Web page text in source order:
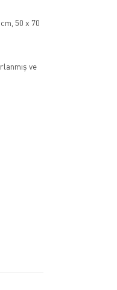
50 x 70
ve